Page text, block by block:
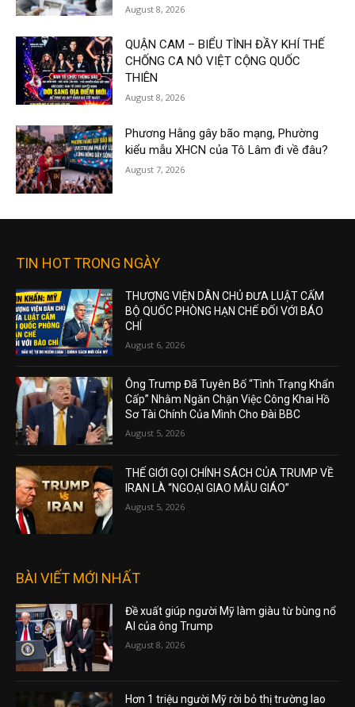
August 8, 2026
QUẬN CAM – BIỂU TÌNH ĐẦY KHÍ THẾ
CHỐNG CA NÔ VIỆT CỘNG QUỐC
THIÊN
August 8, 2026
Phương Hằng gây bão mạng, Phường
kiểu mẫu XHCN của Tô Lâm đi về đâu?
August 7, 2026
TIN HOT TRONG NGÀY
THƯỢNG VIỆN DÂN CHỦ ĐƯA LUẬT CẤM
BỘ QUỐC PHÒNG HẠN CHẾ ĐỐI VỚI BÁO
CHÍ
August 6, 2026
Ông Trump Đã Tuyên Bố “Tình Trạng Khẩn
Cấp” Nhằm Ngăn Chặn Việc Công Khai Hồ
Sơ Tài Chính Của Mình Cho Đài BBC
August 5, 2026
THẾ GIỚI GỌI CHÍNH SÁCH CỦA TRUMP VỀ
IRAN LÀ “NGOẠI GIAO MẪU GIÁO”
August 5, 2026
BÀI VIẾT MỚI NHẤT
Đề xuất giúp người Mỹ làm giàu từ bùng nổ
AI của ông Trump
August 8, 2026
Hơn 1 triệu người Mỹ rời bỏ thị trường lao